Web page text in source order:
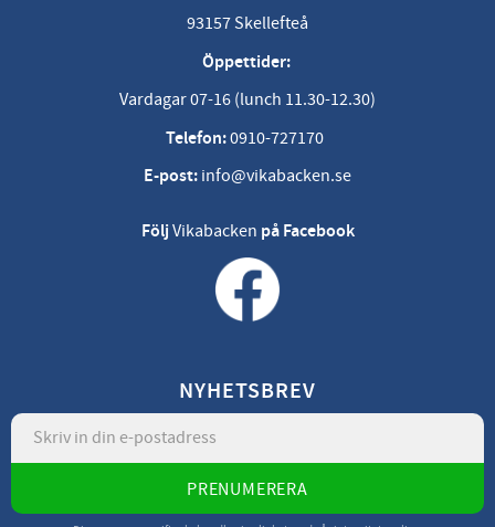
93157 Skellefteå
Öppettider:
Vardagar 07-16 (lunch 11.30-12.30)
Telefon:0910-727170
E-post: info@vikabacken.se
FöljVikabacken på Facebook
NYHETSBREV
PRENUMERERA